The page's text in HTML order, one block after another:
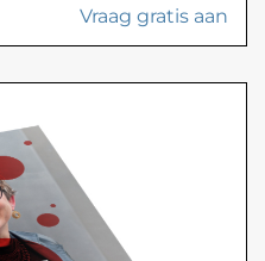
Vraag gratis aan